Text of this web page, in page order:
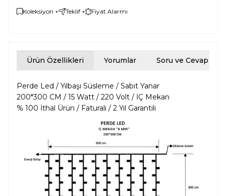
Koleksiyon + Teklif + Fiyat Alarmı
Ürün Özellikleri Yorumlar Soru ve Cevap
Perde Led / Yılbaşı Süsleme / Sabit Yanar
200*300 CM / 15 Watt / 220 Volt / İÇ Mekan
% 100 İthal Ürün / Faturalı / 2 Yıl Garantili